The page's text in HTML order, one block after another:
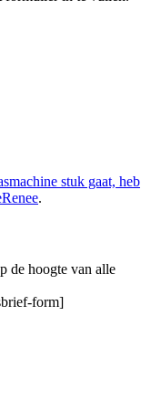
stuk gaat, heb
.
de hoogte van alle
form]